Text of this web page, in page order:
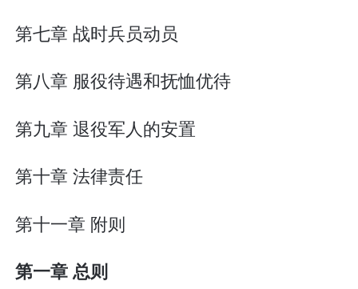
第七章 战时兵员动员
第八章 服役待遇和抚恤优待
第九章 退役军人的安置
第十章 法律责任
第十一章 附则
第一章 总则